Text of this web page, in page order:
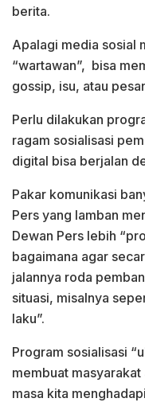
berita.
Apalagi media sosial
“wartawan”, bisa
gossip, isu, atau
Perlu dilakukan
ragam sosialisasi
digital bisa berjalan
Pakar komunikasi
Pers yang lamban
Dewan Pers lebih
bagaimana agar
jalannya roda
situasi, misalnya
laku”.
Program sosialisasi
membuat
masa kita